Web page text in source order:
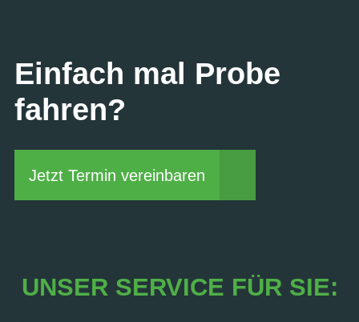
Einfach mal Probe
fahren?
Jetzt Termin vereinbaren
UNSER SERVICE FÜR SIE: